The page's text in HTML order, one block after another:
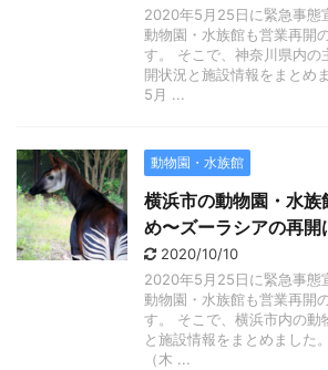
2020年5月25日に緊急事態
動物園・水族館も営業再開
す。 そこで、神奈川県内の
開状況と施設情報をまとめ
5月 ...
動物園・水族館
横浜市の動物園・水族
め〜ズーラシアの再開
2020/10/10
2020年5月25日に緊急事態
動物園・水族館も営業再開
す。 そこで、横浜市内の動
と施設情報をまとめました
（木 ...